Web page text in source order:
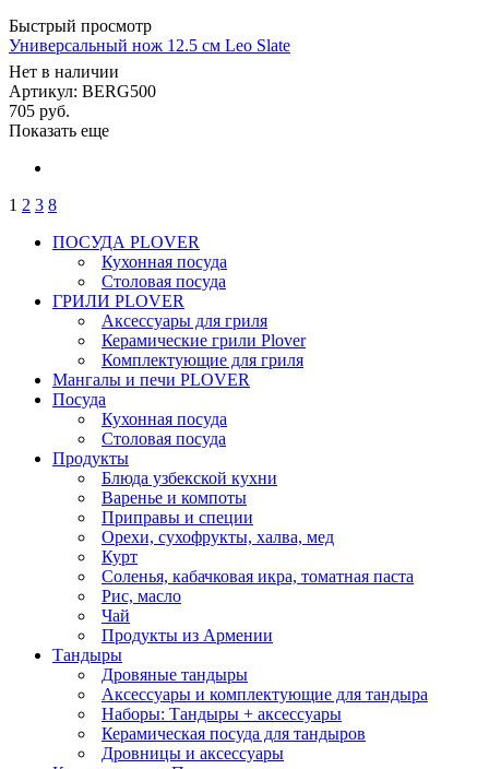
Быстрый просмотр
Универсальный нож 12.5 см Leo Slate
Нет в наличии
Артикул: BERG500
705 руб.
Показать еще
1 2 3 8
ПОСУДА PLOVER
Кухонная посуда
Столовая посуда
ГРИЛИ PLOVER
Аксессуары для гриля
Керамические грили Plover
Комплектующие для гриля
Мангалы и печи PLOVER
Посуда
Кухонная посуда
Столовая посуда
Продукты
Блюда узбекской кухни
Варенье и компоты
Приправы и специи
Орехи, сухофрукты, халва, мед
Курт
Соленья, кабачковая икра, томатная паста
Рис, масло
Чай
Продукты из Армении
Тандыры
Дровяные тандыры
Аксессуары и комплектующие для тандыра
Наборы: Тандыры + аксессуары
Керамическая посуда для тандыров
Дровницы и аксессуары